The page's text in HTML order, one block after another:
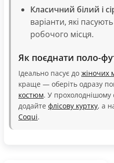
Класичний білий і
варіанти, які
робочого місця.
Як поєднати поло-
Ідеально пасує до жіночих
краще — оберіть одразу
костюм. У прохолоднішому
додайте флісову куртку, а
Coqui.